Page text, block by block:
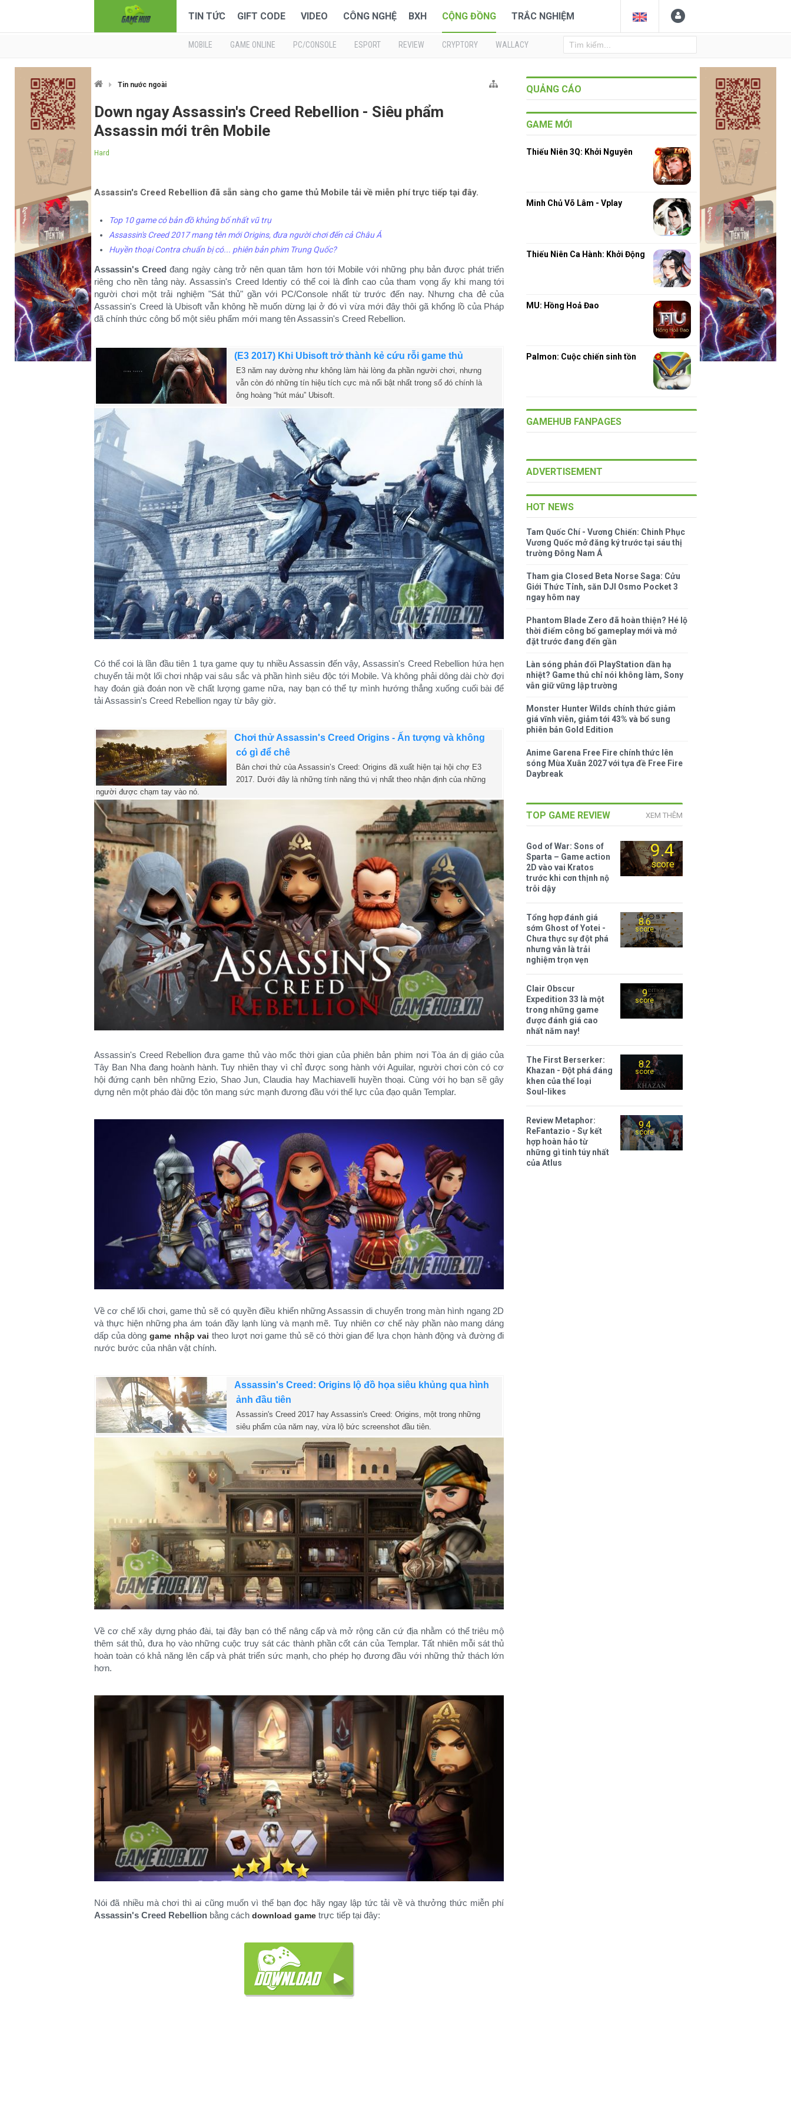
TIN TỨC GIFT CODE VIDEO CÔNG NGHỆ BXH CỘNG ĐỒNG TRẮC NGHIỆM
MOBILE GAME ONLINE PC/CONSOLE ESPORT REVIEW CRYPTORY WALLACY
Tin nước ngoài
Down ngay Assassin's Creed Rebellion - Siêu phẩm
Assassin mới trên Mobile
Hard
Assassin's Creed Rebellion đã sẵn sàng cho game thủ Mobile tải về miễn phí trực tiếp tại đây.
Top 10 game có bản đồ khủng bố nhất vũ trụ
Assassin's Creed 2017 mang tên mới Origins, đưa người chơi đến cả Châu Á
Huyền thoại Contra chuẩn bị có... phiên bản phim Trung Quốc?
Assassin's Creed đang ngày càng trở nên quan tâm hơn tới Mobile với những phụ bản được phát triển
riêng cho nền tảng này. Assassin's Creed Identiy có thể coi là đỉnh cao của tham vọng ấy khi mang tới
người chơi một trải nghiệm "Sát thủ" gần với PC/Console nhất từ trước đến nay. Nhưng cha đẻ của
Assassin's Creed là Ubisoft vẫn không hề muốn dừng lại ở đó vì vừa mới đây thôi gã khổng lồ của Pháp
đã chính thức công bố một siêu phẩm mới mang tên Assassin's Creed Rebellion.
(E3 2017) Khi Ubisoft trở thành kẻ cứu rỗi game thủ
E3 năm nay dường như không làm hài lòng đa phần người chơi, nhưng
vẫn còn đó những tín hiệu tích cực mà nổi bật nhất trong số đó chính là
ông hoàng “hút máu” Ubisoft.
Có thể coi là lần đầu tiên 1 tựa game quy tụ nhiều Assassin đến vậy, Assassin's Creed Rebellion hứa hẹn
chuyển tải một lối chơi nhập vai sâu sắc và phần hình siêu độc tới Mobile. Và không phải dông dài chờ đợi
hay đoán già đoán non về chất lượng game nữa, nay bạn có thể tự mình hướng thẳng xuống cuối bài để
tải Assassin's Creed Rebellion ngay từ bây giờ.
Chơi thử Assassin's Creed Origins - Ấn tượng và không
có gì để chê
Bản chơi thử của Assassin’s Creed: Origins đã xuất hiện tại hội chợ E3
2017. Dưới đây là những tính năng thú vị nhất theo nhận định của những
người được chạm tay vào nó.
Assassin's Creed Rebellion đưa game thủ vào mốc thời gian của phiên bản phim nơi Tòa án dị giáo của
Tây Ban Nha đang hoành hành. Tuy nhiên thay vì chỉ được song hành với Aguilar, người chơi còn có cơ
hội đứng cạnh bên những Ezio, Shao Jun, Claudia hay Machiavelli huyền thoại. Cùng với họ bạn sẽ gây
dựng nên một pháo đài độc tôn mang sức mạnh đương đầu với thế lực của đạo quân Templar.
Về cơ chế lối chơi, game thủ sẽ có quyền điều khiển những Assassin di chuyển trong màn hình ngang 2D
và thực hiện những pha ám toán đầy lạnh lùng và mạnh mẽ. Tuy nhiên cơ chế này phần nào mang dáng
dấp của dònggame nhập vai theo lượt nơi game thủ sẽ có thời gian để lựa chọn hành động và đường đi
nước bước của nhân vật chính.
Assassin's Creed: Origins lộ đồ họa siêu khủng qua hình
ảnh đầu tiên
Assassin's Creed 2017 hay Assassin's Creed: Origins, một trong những
siêu phẩm của năm nay, vừa lộ bức screenshot đầu tiên.
Về cơ chế xây dựng pháo đài, tại đây bạn có thể nâng cấp và mở rộng căn cứ địa nhằm có thể triêu mộ
thêm sát thủ, đưa họ vào những cuộc truy sát các thành phần cốt cán của Templar. Tất nhiên mỗi sát thủ
hoàn toàn có khả năng lên cấp và phát triển sức mạnh, cho phép họ đương đầu với những thử thách lớn
hơn.
Nói đã nhiều mà chơi thì ai cũng muốn vì thế bạn đọc hãy ngay lập tức tải về và thưởng thức miễn phí
Assassin's Creed Rebellion bằng cách download game trực tiếp tại đây:
QUẢNG CÁO
GAME MỚI
Thiếu Niên 3Q: Khởi Nguyên
Minh Chủ Võ Lâm - Vplay
Thiếu Niên Ca Hành: Khởi Động
MU: Hồng Hoả Đao
Palmon: Cuộc chiến sinh tồn
GAMEHUB FANPAGES
ADVERTISEMENT
HOT NEWS
Tam Quốc Chí - Vương Chiến: Chinh Phục
Vương Quốc mở đăng ký trước tại sáu thị
trường Đông Nam Á
Tham gia Closed Beta Norse Saga: Cửu
Giới Thức Tỉnh, săn DJI Osmo Pocket 3
ngay hôm nay
Phantom Blade Zero đã hoàn thiện? Hé lộ
thời điểm công bố gameplay mới và mở
đặt trước đang đến gần
Làn sóng phản đối PlayStation dần hạ
nhiệt? Game thủ chỉ nói không làm, Sony
vẫn giữ vững lập trường
Monster Hunter Wilds chính thức giảm
giá vĩnh viễn, giảm tới 43% và bổ sung
phiên bản Gold Edition
Anime Garena Free Fire chính thức lên
sóng Mùa Xuân 2027 với tựa đề Free Fire
Daybreak
TOP GAME REVIEW XEM THÊM
9.4
score
God of War: Sons of
Sparta – Game action
2D vào vai Kratos
trước khi cơn thịnh nộ
trỗi dậy
8.6
score
Tổng hợp đánh giá
sớm Ghost of Yotei -
Chưa thực sự đột phá
nhưng vẫn là trải
nghiệm trọn vẹn
9
score
Clair Obscur
Expedition 33 là một
trong những game
được đánh giá cao
nhất năm nay!
8.2
score
The First Berserker:
Khazan - Đột phá đáng
khen của thể loại
Soul-likes
9.4
score
Review Metaphor:
ReFantazio - Sự kết
hợp hoàn hảo từ
những gì tinh túy nhất
của Atlus